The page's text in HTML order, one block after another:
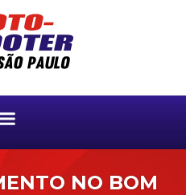
NO BOM